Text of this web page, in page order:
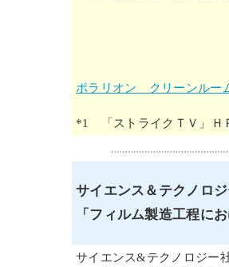
ポラリオン クリーンルー
*1 「ストライクＴＶ」Ｈ
サイエンス＆テクノロ
「フィルム製造工程に
サイエンス&テクノロジー